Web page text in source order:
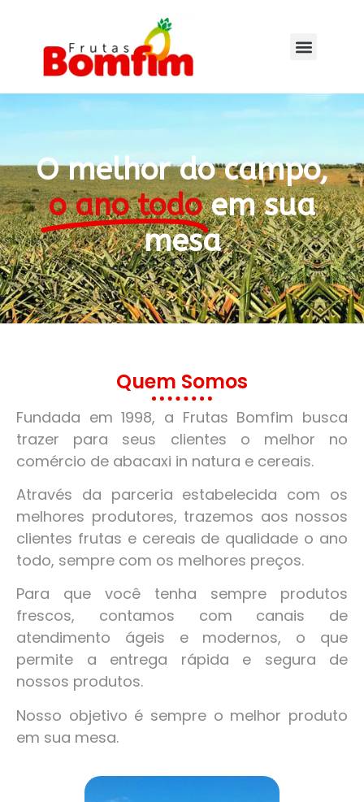
O melhor do campo,
o ano todo em sua
mesa
Quem Somos
Fundada em 1998, a Frutas Bomfim busca
trazer para seus clientes o melhor no
comércio de abacaxi in natura e cereais.
Através da parceria estabelecida com os
melhores produtores, trazemos aos nossos
clientes frutas e cereais de qualidade o ano
todo, sempre com os melhores preços.
Para que você tenha sempre produtos
frescos, contamos com canais de
atendimento ágeis e modernos, o que
permite a entrega rápida e segura de
nossos produtos.
Nosso objetivo é sempre o melhor produto
em sua mesa.